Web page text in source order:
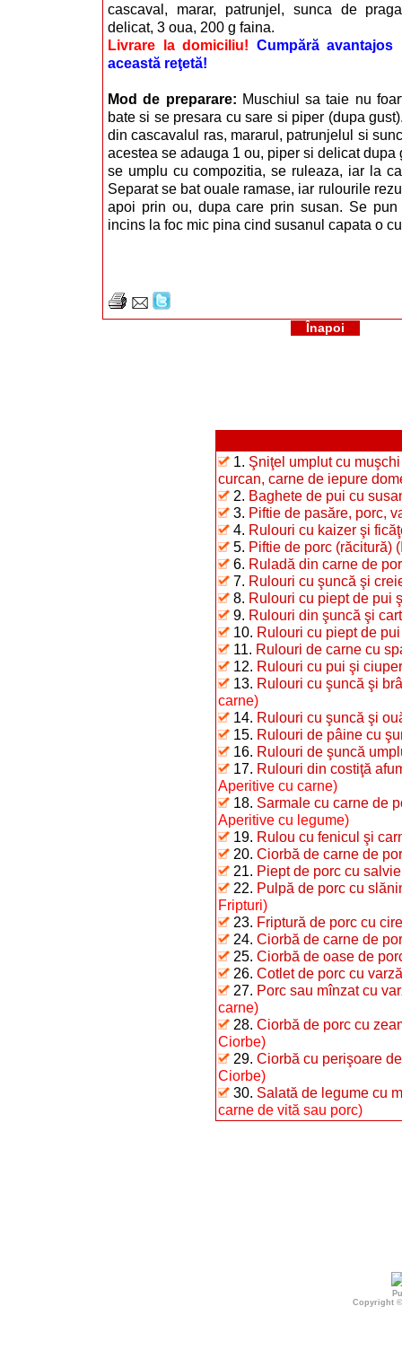
cascaval, marar, patrunjel, sunca de
delicat, 3 oua, 200 g faina.
Livrare la domiciliu! Cumpără avantajos
această reţetă!
Mod de preparare: Muschiul sa taie nu
bate si se presara cu sare si piper (dupa
din cascavalul ras, mararul, patrunjelul si
acestea se adauga 1 ou, piper si delicat
se umplu cu compozitia, se ruleaza, iar la
Separat se bat ouale ramase, iar rulourile
apoi prin ou, dupa care prin susan. Se
incins la foc mic pina cind susanul capata o
Înapoi
1. Şniţel umplut cu
curcan, carne de iepure
2. Baghete de pui cu
3. Piftie de pasăre, porc,
4. Rulouri cu kaizer şi
5. Piftie de porc (răcitură)
6. Ruladă din carne de
7. Rulouri cu şuncă şi
8. Rulouri cu piept de pui
9. Rulouri din şuncă şi
10. Rulouri cu piept de
11. Rulouri de carne cu
12. Rulouri cu pui şi
13. Rulouri cu şuncă şi
carne)
14. Rulouri cu şuncă şi
15. Rulouri de pâine cu
16. Rulouri de şuncă
17. Rulouri din costiţă
Aperitive cu carne)
18. Sarmale cu carne de
Aperitive cu legume)
19. Rulou cu fenicul şi
20. Ciorbă de carne de
21. Piept de porc cu
22. Pulpă de porc cu
Fripturi)
23. Friptură de porc cu
24. Ciorbă de carne de
25. Ciorbă de oase de
26. Cotlet de porc cu varză
27. Porc sau mînzat cu
carne)
28. Ciorbă de porc cu
Ciorbe)
29. Ciorbă cu perişoare
Ciorbe)
30. Salată de legume cu
carne de vită sau porc)
Copyright